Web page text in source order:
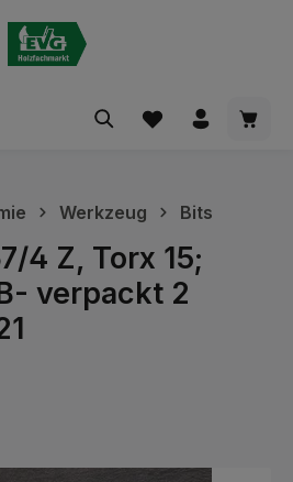
Werkzeug Bits
4 Z, Torx 15;
verpackt 2